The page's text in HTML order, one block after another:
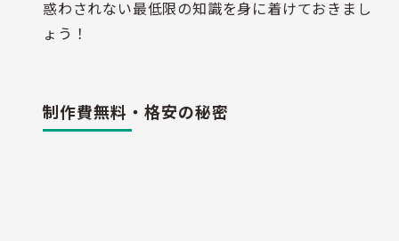
惑わされない最低限の知識を身に着けておきまし
ょう！
制作費無料・格安の秘密